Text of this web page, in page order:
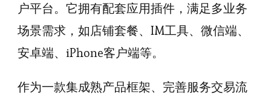
户平台。它拥有配套应用插件，满足多业务
场景需求，如店铺套餐、IM工具、微信端、
安卓端、iPhone客户端等。
作为一款集成熟产品框架、完善服务交易流